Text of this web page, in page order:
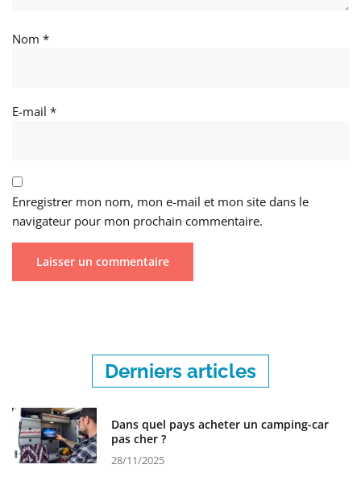
Nom *
E-mail *
Enregistrer mon nom, mon e-mail et mon site dans le
navigateur pour mon prochain commentaire.
Derniers articles
Dans quel pays acheter un camping-car
pas cher ?
28/11/2025